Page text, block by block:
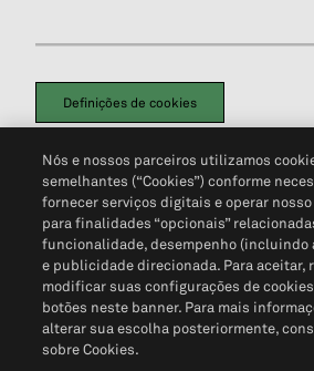
Definições de cookies
Política de PrivacidadePortal de privacidade
Não Venda Minhas Informações Pessoais©
Nós e nossos parceiros utilizamos
semelhantes (“Cookies”) conforme
fornecer serviços digitais e operar
para finalidades “opcionais”
funcionalidade, desempenho (incluindo
e publicidade direcionada. Para aceitar,
modificar suas configurações de
botões neste banner. Para mais
alterar sua escolha posteriormente,
sobre Cookies.